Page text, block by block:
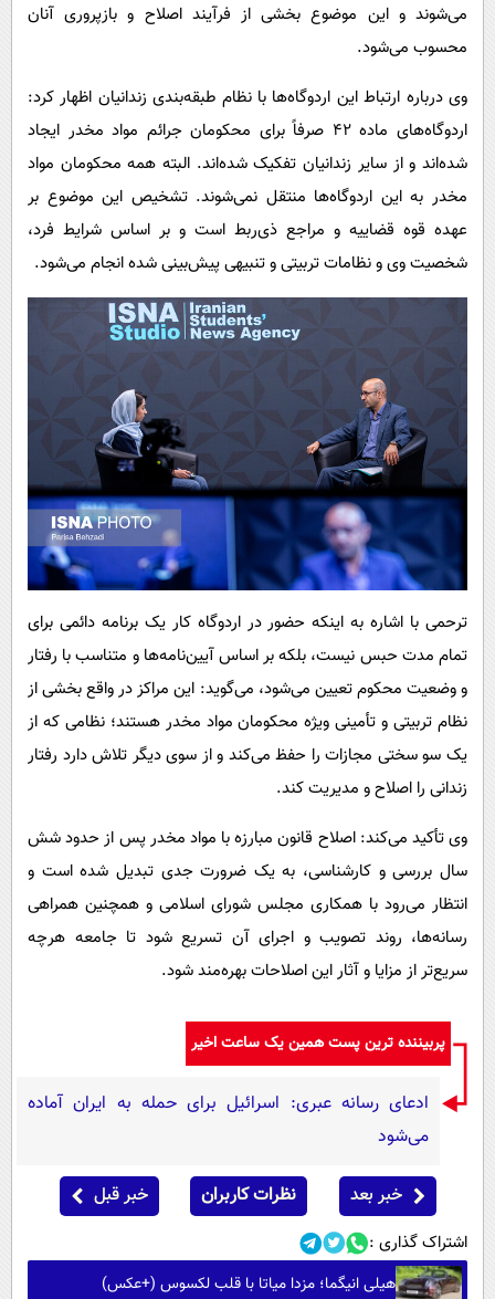
می‌شوند و این موضوع بخشی از فرآیند اصلاح و بازپروری آنان
محسوب می‌شود.
وی درباره ارتباط این اردوگاه‌ها با نظام طبقه‌بندی زندانیان اظهار کرد:
اردوگاه‌های ماده ۴۲ صرفاً برای محکومان جرائم مواد مخدر ایجاد
شده‌اند و از سایر زندانیان تفکیک شده‌اند. البته همه محکومان مواد
مخدر به این اردوگاه‌ها منتقل نمی‌شوند. تشخیص این موضوع بر
عهده قوه قضاییه و مراجع ذی‌ربط است و بر اساس شرایط فرد،
شخصیت وی و نظامات تربیتی و تنبیهی پیش‌بینی شده انجام می‌شود.
ترحمی با اشاره به اینکه حضور در اردوگاه کار یک برنامه دائمی برای
تمام مدت حبس نیست، بلکه بر اساس آیین‌نامه‌ها و متناسب با رفتار
و وضعیت محکوم تعیین می‌شود، می‌گوید: این مراکز در واقع بخشی از
نظام تربیتی و تأمینی ویژه محکومان مواد مخدر هستند؛ نظامی که از
یک سو سختی مجازات را حفظ می‌کند و از سوی دیگر تلاش دارد رفتار
زندانی را اصلاح و مدیریت کند.
وی تأکید می‌کند: اصلاح قانون مبارزه با مواد مخدر پس از حدود شش
سال بررسی و کارشناسی، به یک ضرورت جدی تبدیل شده است و
انتظار می‌رود با همکاری مجلس شورای اسلامی و همچنین همراهی
رسانه‌ها، روند تصویب و اجرای آن تسریع شود تا جامعه هرچه
سریع‌تر از مزایا و آثار این اصلاحات بهره‌مند شود.
پربیننده ترین پست همین یک ساعت اخیر
ادعای رسانه عبری: اسرائیل برای حمله به ایران آماده
می‌شود
خبر بعد نظرات کاربران خبر قبل
اشتراک گذاری :
هیلی انیگما؛ مزدا میاتا با قلب لکسوس (+عکس)